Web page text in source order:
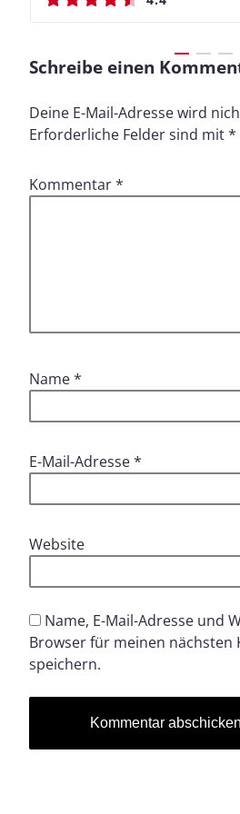
Schreibe einen
Deine E-Mail-Adresse wird
Erforderliche Felder sind mit*
Kommentar*
Name*
E-Mail-Adresse*
Website
Name, E-Mail-Adresse und
Browser für meinen nächsten
speichern.